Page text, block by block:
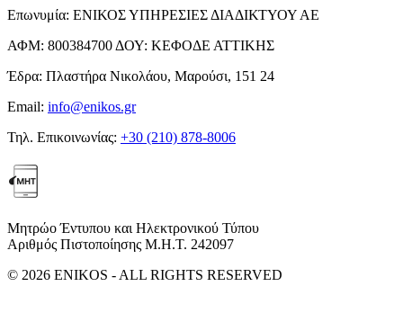
Επωνυμία: ΕΝΙΚΟΣ ΥΠΗΡΕΣΙΕΣ ΔΙΑΔΙΚΤΥΟΥ ΑΕ
ΑΦΜ: 800384700 ΔΟΥ: ΚΕΦΟΔΕ ΑΤΤΙΚΗΣ
Έδρα: Πλαστήρα Νικολάου, Μαρούσι, 151 24
Email: info@enikos.gr
Τηλ. Επικοινωνίας: +30 (210) 878-8006
Μητρώο Έντυπου και Ηλεκτρονικού Τύπου
Αριθμός Πιστοποίησης Μ.Η.Τ. 242097
© 2026 ENIKOS - ALL RIGHTS RESERVED